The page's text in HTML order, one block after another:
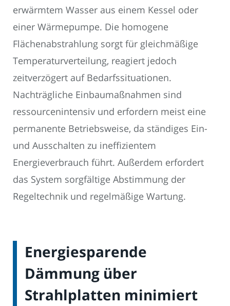
erwärmtem Wasser aus einem Kessel oder
einer Wärmepumpe. Die homogene
Flächenabstrahlung sorgt für gleichmäßige
Temperaturverteilung, reagiert jedoch
zeitverzögert auf Bedarfssituationen.
Nachträgliche Einbaumaßnahmen sind
ressourcenintensiv und erfordern meist eine
permanente Betriebsweise, da ständiges Ein-
und Ausschalten zu ineffizientem
Energieverbrauch führt. Außerdem erfordert
das System sorgfältige Abstimmung der
Regeltechnik und regelmäßige Wartung.
Energiesparende
Dämmung über
Strahlplatten minimiert